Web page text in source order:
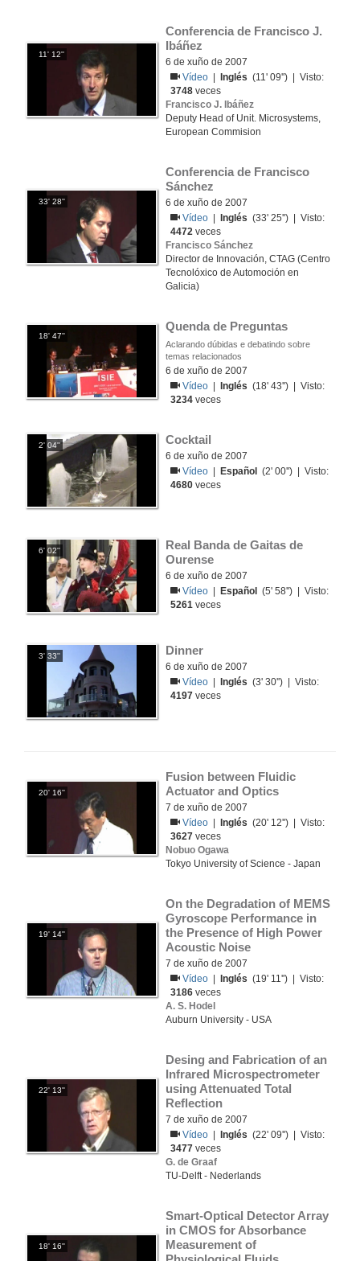
11' 12''
Conferencia de Francisco J.
Ibáñez
6 de xuño de 2007
Vídeo
Inglés (11' 09'') | Visto:
3748 veces
Francisco J. Ibáñez
Deputy Head of Unit. Microsystems,
European Commision
33' 28''
Conferencia de Francisco
Sánchez
6 de xuño de 2007
Vídeo
Inglés (33' 25'') | Visto:
4472 veces
Francisco Sánchez
Director de Innovación, CTAG (Centro
Tecnolóxico de Automoción en
Galicia)
18' 47''
Quenda de Preguntas
Aclarando dúbidas e debatindo sobre
temas relacionados
6 de xuño de 2007
Vídeo
Inglés (18' 43'') | Visto:
3234 veces
2' 04'' Cocktail
6 de xuño de 2007
Vídeo
Español
(2' 00'') | Visto:
4680 veces
6' 02''
Real Banda de Gaitas de
Ourense
6 de xuño de 2007
Vídeo
Español
(5' 58'') | Visto:
5261 veces
3' 33'' Dinner
6 de xuño de 2007
Vídeo
Inglés (3' 30'') | Visto:
4197 veces
20' 16''
Fusion between Fluidic
Actuator and Optics
7 de xuño de 2007
Vídeo
Inglés (20' 12'') | Visto:
3627 veces
Nobuo Ogawa
Tokyo University of Science - Japan
19' 14''
On the Degradation of MEMS
Gyroscope Performance in
the Presence of High Power
Acoustic Noise
7 de xuño de 2007
Vídeo
Inglés (19' 11'') | Visto:
3186 veces
A. S. Hodel
Auburn University - USA
22' 13''
Desing and Fabrication of an
Infrared Microspectrometer
using Attenuated Total
Reflection
7 de xuño de 2007
Vídeo
Inglés (22' 09'') | Visto:
3477 veces
G. de Graaf
TU-Delft - Nederlands
18' 16''
Smart-Optical Detector Array
in CMOS for Absorbance
Measurement of